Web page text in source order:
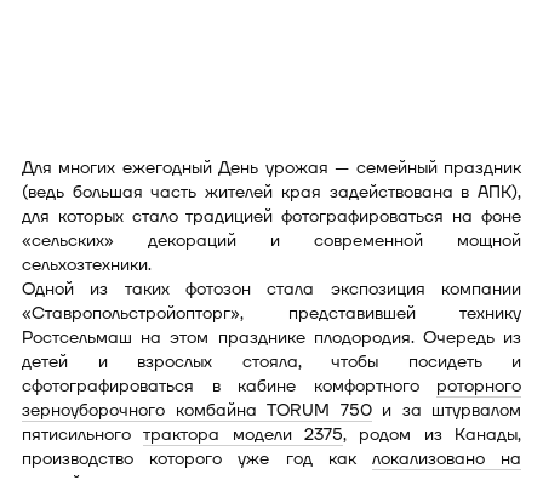
Для многих ежегодный День урожая — семейный праздник
(ведь большая часть жителей края задействована в АПК),
для которых стало традицией фотографироваться на фоне
«сельских» декораций и современной мощной
сельхозтехники.
Одной из таких фотозон стала экспозиция компании
«Ставропольстройопторг», представившей технику
Ростсельмаш на этом празднике плодородия. Очередь из
детей и взрослых стояла, чтобы посидеть и
сфотографироваться в кабине комфортного роторного
зерноуборочного комбайна TORUM 750и за штурвалом
пятисильноготрактора модели 2375, родом из Канады,
производство которого уже год как локализовано на